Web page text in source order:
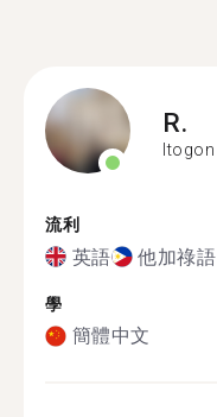
R.
Itogon
流利
英語 他加祿語
學
簡體中文